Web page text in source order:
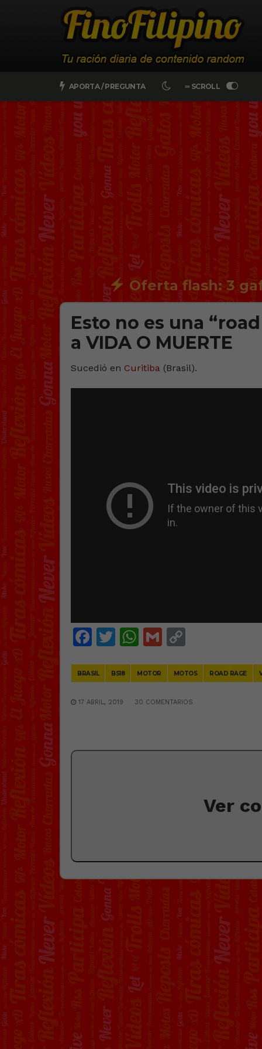
APORTA / PREGUNTA ∞ SCROLL
Oferta flash: 3
Esto no es una
a VIDA O MUERTE
Sucedió en Curitiba (Brasil).
Facebook
Twitter
WhatsApp
Gmail
BRASIL BS18 MOTOR MOTOS ROAD RAGE
17 ABRIL, 2019 30 COMENTARIOS
Ver